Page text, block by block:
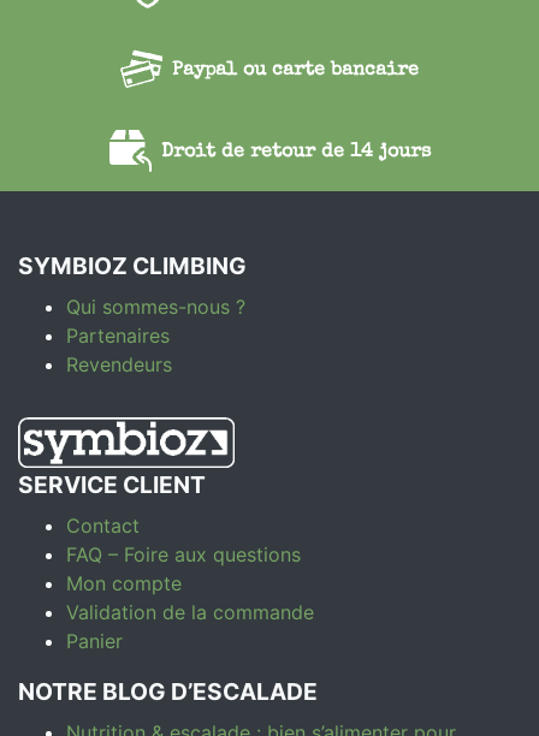
Paypal ou carte bancaire
Droit de retour de 14 jours
SYMBIOZ CLIMBING
Qui sommes-nous ?
Partenaires
Revendeurs
SERVICE CLIENT
Contact
FAQ – Foire aux questions
Mon compte
Validation de la commande
Panier
NOTRE BLOG D’ESCALADE